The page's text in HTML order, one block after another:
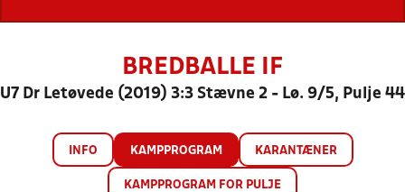
BREDBALLE IF
U7 Dr Letøvede (2019) 3:3 Stævne 2 - Lø. 9/5, Pulje 44
INFO KAMPPROGRAM KARANTÆNER
KAMPPROGRAM FOR PULJE